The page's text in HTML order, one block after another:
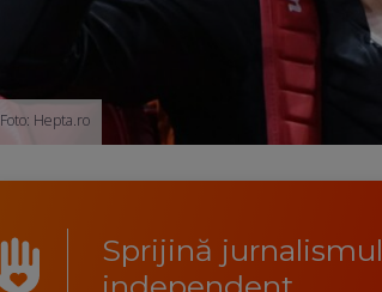
Foto: Hepta.ro
Sprijină jurnalismul